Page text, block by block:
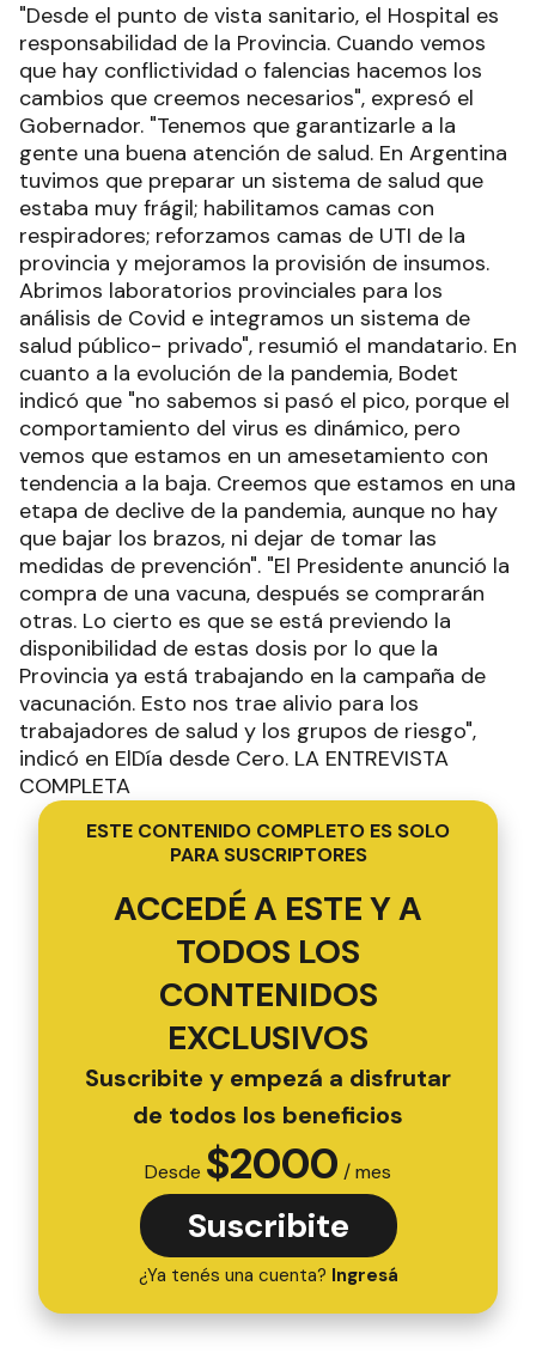
"Desde el punto de vista sanitario, el Hospital es
responsabilidad de la Provincia. Cuando vemos
que hay conflictividad o falencias hacemos los
cambios que creemos necesarios", expresó el
Gobernador. "Tenemos que garantizarle a la
gente una buena atención de salud. En Argentina
tuvimos que preparar un sistema de salud que
estaba muy frágil; habilitamos camas con
respiradores; reforzamos camas de UTI de la
provincia y mejoramos la provisión de insumos.
Abrimos laboratorios provinciales para los
análisis de Covid e integramos un sistema de
salud público- privado", resumió el mandatario. En
cuanto a la evolución de la pandemia, Bodet
indicó que "no sabemos si pasó el pico, porque el
comportamiento del virus es dinámico, pero
vemos que estamos en un amesetamiento con
tendencia a la baja. Creemos que estamos en una
etapa de declive de la pandemia, aunque no hay
que bajar los brazos, ni dejar de tomar las
medidas de prevención". "El Presidente anunció la
compra de una vacuna, después se comprarán
otras. Lo cierto es que se está previendo la
disponibilidad de estas dosis por lo que la
Provincia ya está trabajando en la campaña de
vacunación. Esto nos trae alivio para los
trabajadores de salud y los grupos de riesgo",
indicó en ElDía desde Cero. LA ENTREVISTA
COMPLETA
ESTE CONTENIDO COMPLETO ES SOLO
PARA SUSCRIPTORES
ACCEDÉ A ESTE Y A
TODOS LOS
CONTENIDOS
EXCLUSIVOS
Suscribite y empezá a disfrutar
de todos los beneficios
Desde $2000 / mes
Suscribite
¿Ya tenés una cuenta? Ingresá